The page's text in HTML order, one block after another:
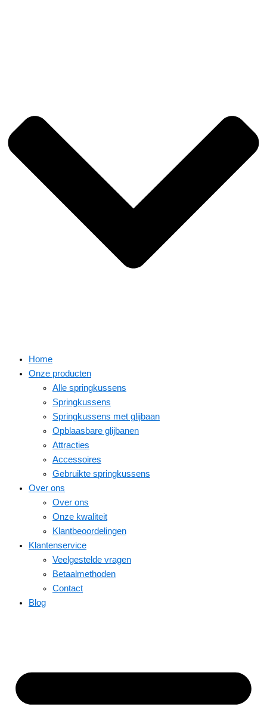
Home
Onze producten
Alle springkussens
Springkussens
Springkussens met glijbaan
Opblaasbare glijbanen
Attracties
Accessoires
Gebruikte springkussens
Over ons
Over ons
Onze kwaliteit
Klantbeoordelingen
Klantenservice
Veelgestelde vragen
Betaalmethoden
Contact
Blog